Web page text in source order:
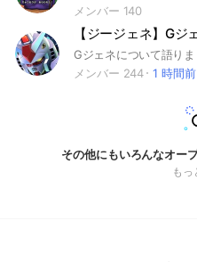
メンバー 140
Gジェネについて語りま
メンバー 244
1 時間前
その他にもいろんなオー
もっ